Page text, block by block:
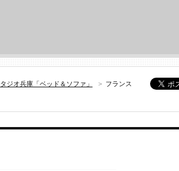
ジオ兵庫「ベッド＆ソファ」 >
フランス